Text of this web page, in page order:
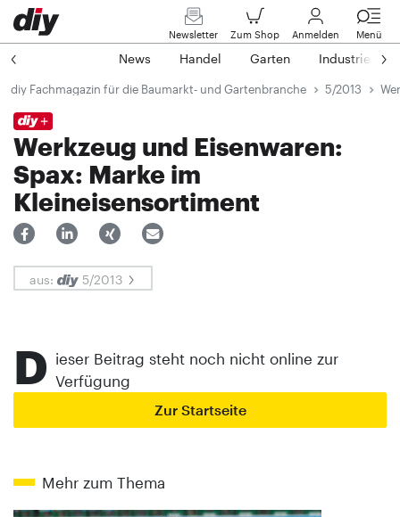
Newsletter Zum Shop Anmelden Menü
News Handel Garten Industrie
diy Fachmagazin für die Baumarkt- und Gartenbranche 5/2013
Werkzeug und Eisenwaren:
Spax: Marke im
Kleineisensortiment
aus: 5/2013
D ieser Beitrag steht noch nicht online zur
Verfügung
Zur Startseite
Mehr zum Thema